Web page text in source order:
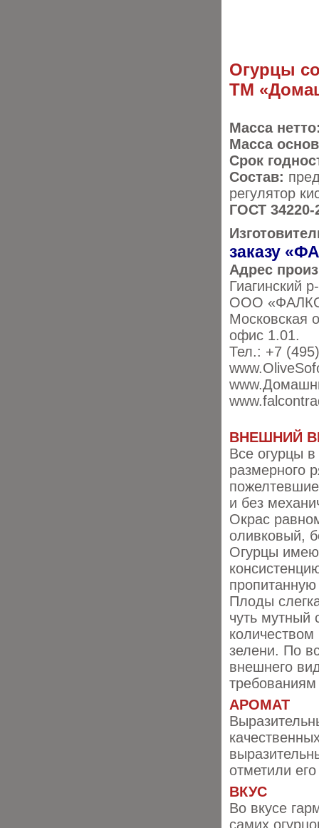
Огурцы
ТМ
Масса
Масса
Срок
Состав:
регулятор
ГОСТ 34220-
заказу
Адрес
Гиагинский
ООО
Московская
офис 1.01.
Тел.: +7
ВНЕШНИЙ
Все огурцы
размерного
и без
Окрас
оливковый,
Огурцы
Плоды
чуть мутный
зелени. По
внешнего
АРОМАТ
отметили
ВКУС
Во вкусе
самих